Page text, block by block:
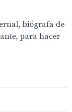
biógrafa de
para hacer